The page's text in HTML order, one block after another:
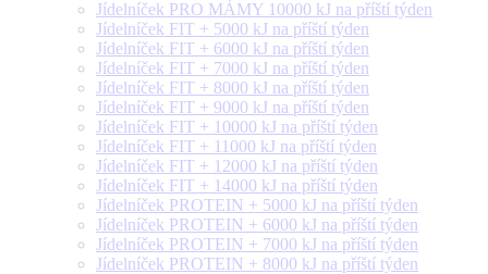
Jídelníček PRO MÁMY 10000 kJ na příští týden
Jídelníček FIT + 5000 kJ na příští týden
Jídelníček FIT + 6000 kJ na příští týden
Jídelníček FIT + 7000 kJ na příští týden
Jídelníček FIT + 8000 kJ na příští týden
Jídelníček FIT + 9000 kJ na příští týden
Jídelníček FIT + 10000 kJ na příští týden
Jídelníček FIT + 11000 kJ na příští týden
Jídelníček FIT + 12000 kJ na příští týden
Jídelníček FIT + 14000 kJ na příští týden
Jídelníček PROTEIN + 5000 kJ na příští týden
Jídelníček PROTEIN + 6000 kJ na příští týden
Jídelníček PROTEIN + 7000 kJ na příští týden
Jídelníček PROTEIN + 8000 kJ na příští týden